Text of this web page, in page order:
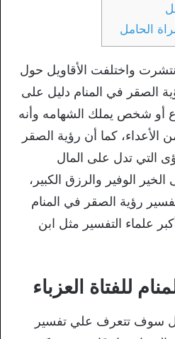
الحامل
واختلفت الأقاويل حول
الصقر في المنام دليل على
شخص يملك الشهامه وأنه
الأعداء، كما أن رؤية الصقر
التي تدل على المال
الوفير والرزق الكبير،
رؤية الصقر في المنام
علماء التفسير مثل ابن
للفتاة العزباء
سوف تتعرف علي تفسير